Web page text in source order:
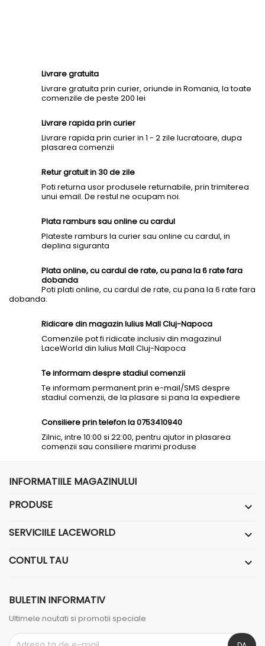
Livrare gratuita
Livrare gratuita prin curier, oriunde in Romania, la toate
comenzile de peste 200 lei
Livrare rapida prin curier
Livrare rapida prin curier in 1 - 2 zile lucratoare, dupa
plasarea comenzii
Retur gratuit in 30 de zile
Poti returna usor produsele returnabile, prin trimiterea
unui email. De restul ne ocupam noi.
Plata ramburs sau online cu cardul
Plateste ramburs la curier sau online cu cardul, in
deplina siguranta
Plata online, cu cardul de rate, cu pana la 6 rate fara
dobanda
Poti plati online, cu cardul de rate, cu pana la 6 rate fara
dobanda.
Ridicare din magazin Iulius Mall Cluj-Napoca
Comenzile pot fi ridicate inclusiv din magazinul
LaceWorld din Iulius Mall Cluj-Napoca
Te informam despre stadiul comenzii
Te informam permanent prin e-mail/SMS despre
stadiul comenzii, de la plasare si pana la expediere
Consiliere prin telefon la 0753410940
Zilnic, intre 10:00 si 22:00, pentru ajutor in plasarea
comenzii sau consiliere marimi produse
INFORMATIILE MAGAZINULUI
PRODUSE

SERVICIILE LACEWORLD 
CONTUL TAU 
BULETIN INFORMATIV
Ultimele noutati si promotii speciale